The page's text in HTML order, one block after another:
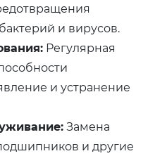
и вирусов.
Регулярная
и устранение
Замена
и другие